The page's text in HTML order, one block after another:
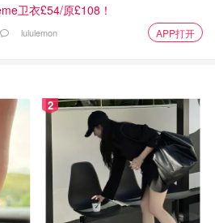
卫衣£54/原£108！
lululemon APP打开
2